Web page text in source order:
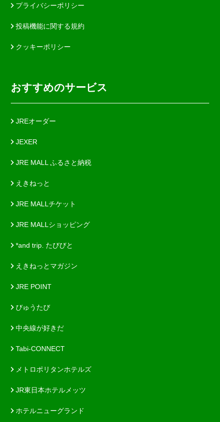
プライバシーポリシー
投稿機能に関する規約
クッキーポリシー
おすすめのサービス
JREオーダー
JEXER
JRE MALL ふるさと納税
えきねっと
JRE MALLチケット
JRE MALLショッピング
*and trip. たびびと
えきねっとマガジン
JRE POINT
びゅうたび
中央線が好きだ
Tabi-CONNECT
メトロポリタンホテルズ
JR東日本ホテルメッツ
ホテルニューグランド